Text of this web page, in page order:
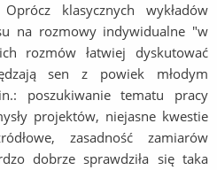
klasycznych wykładów
na rozmowy indywidualne "w
rozmów łatwiej dyskutować
sen z powiek młodym
poszukiwanie tematu pracy
projektów, niejasne kwestie
zasadność zamiarów
dobrze sprawdziła się taka